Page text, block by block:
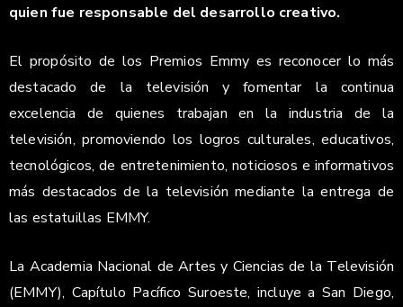
quien fue responsable del desarrollo creativo.
El propósito de los Premios Emmy es reconocer lo más
destacado de la televisión y fomentar la continua
excelencia de quienes trabajan en la industria de la
televisión, promoviendo los logros culturales, educativos,
tecnológicos, de entretenimiento, noticiosos e informativos
más destacados de la televisión mediante la entrega de
las estatuillas EMMY.
La Academia Nacional de Artes y Ciencias de la Televisión
(EMMY), Capítulo Pacífico Suroeste, incluye a San Diego,